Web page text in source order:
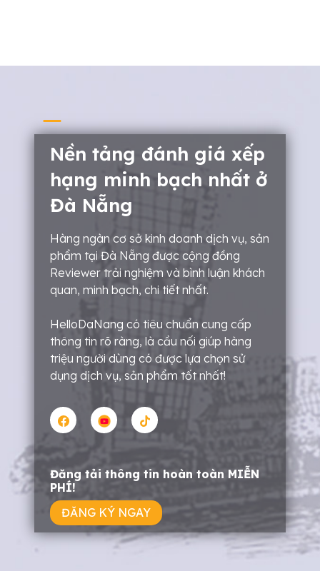
Nền tảng đánh giá xếp
hạng minh bạch nhất ở
Đà Nẵng
Hàng ngàn cơ sở kinh doanh dịch vụ, sản
phẩm tại Đà Nẵng được cộng đồng
Reviewer trải nghiệm và bình luận khách
quan, minh bạch, chi tiết nhất.
HelloDaNang có tiêu chuẩn cung cấp
thông tin rõ ràng, là cầu nối giúp hàng
triệu người dùng có được lựa chọn sử
dụng dịch vụ, sản phẩm tốt nhất!
Đăng tải thông tin hoàn toàn MIỄN
PHÍ!
ĐĂNG KÝ NGAY